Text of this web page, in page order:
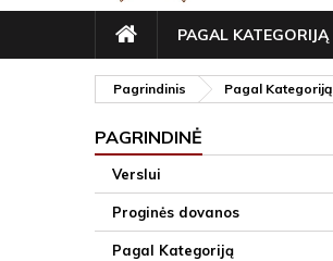
PAGRINDINIS
PAGAL KATEGORIJĄ
Pagrindinis Pagal Kategoriją
PAGRINDINĖ
Verslui
Proginės dovanos
Pagal Kategoriją